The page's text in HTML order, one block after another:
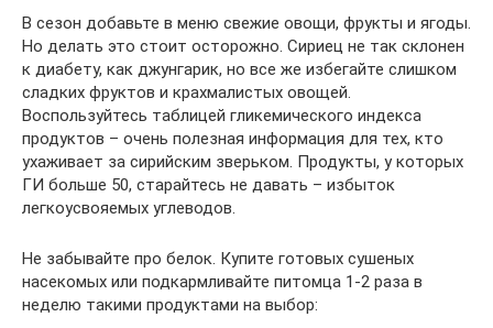
В сезон добавьте в меню свежие овощи, фрукты и ягоды.
Но делать это стоит осторожно. Сириец не так склонен
к диабету, как джунгарик, но все же избегайте слишком
сладких фруктов и крахмалистых овощей.
Воспользуйтесь таблицей гликемического индекса
продуктов – очень полезная информация для тех, кто
ухаживает за сирийским зверьком. Продукты, у которых
ГИ больше 50, старайтесь не давать – избыток
легкоусвояемых углеводов.
Не забывайте про белок. Купите готовых сушеных
насекомых или подкармливайте питомца 1-2 раза в
неделю такими продуктами на выбор: